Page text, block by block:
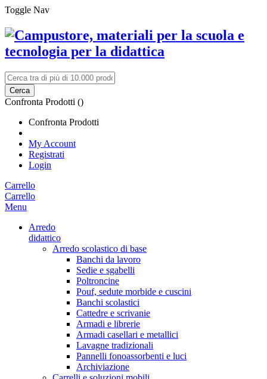
Toggle Nav
Cerca
Confronta Prodotti ()
Confronta Prodotti
My Account
Registrati
Login
Carrello
Carrello
Menu
Arredo
didattico
Arredo scolastico di base
Banchi da lavoro
Sedie e sgabelli
Poltroncine
Pouf, sedute morbide e cuscini
Banchi scolastici
Cattedre e scrivanie
Armadi e librerie
Armadi casellari e metallici
Lavagne tradizionali
Pannelli fonoassorbenti e luci
Archiviazione